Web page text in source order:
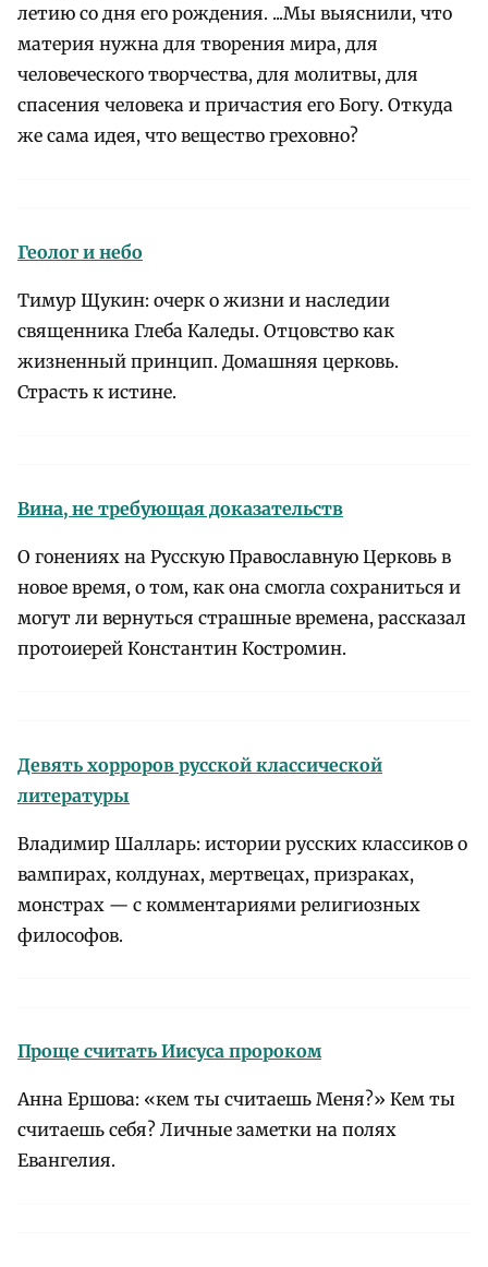
летию со дня его рождения. ...Мы выяснили, что
материя нужна для творения мира, для
человеческого творчества, для молитвы, для
спасения человека и причастия его Богу. Откуда
же сама идея, что вещество греховно?
Геолог и небо
Тимур Щукин: очерк о жизни и наследии
священника Глеба Каледы. Отцовство как
жизненный принцип. Домашняя церковь.
Страсть к истине.
Вина, не требующая доказательств
О гонениях на Русскую Православную Церковь в
новое время, о том, как она смогла сохраниться и
могут ли вернуться страшные времена, рассказал
протоиерей Константин Костромин.
Девять хорроров русской классической
литературы
Владимир Шалларь: истории русских классиков о
вампирах, колдунах, мертвецах, призраках,
монстрах — с комментариями религиозных
философов.
Проще считать Иисуса пророком
Анна Ершова: «кем ты считаешь Меня?» Кем ты
считаешь себя? Личные заметки на полях
Евангелия.